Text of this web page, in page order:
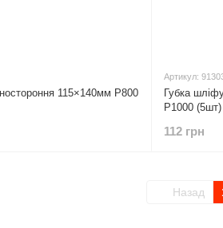
115×140мм P800
Артикул:
Губка
P1000
112 грн
Назад